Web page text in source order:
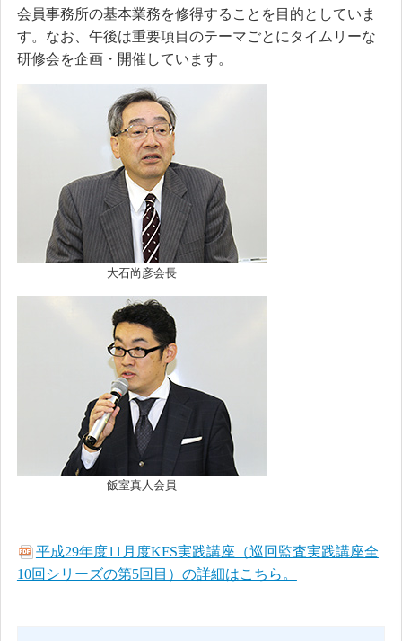
会員事務所の基本業務を修得することを目的としていま
す。なお、午後は重要項目のテーマごとにタイムリーな
研修会を企画・開催しています。
大石尚彦会長
飯室真人会員
平成29年度11月度KFS実践講座（巡回監査実践講座全
10回シリーズの第5回目）の詳細はこちら。